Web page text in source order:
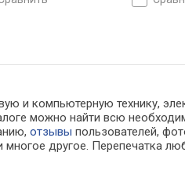
и компьютерную технику,
можно найти всю
отзывы пользователей,
многое другое. Перепечатка